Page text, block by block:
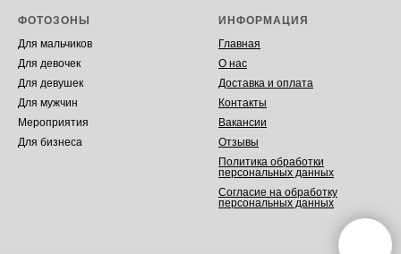
ФОТОЗОНЫ
Для мальчиков
Для девочек
Для девушек
Для мужчин
Мероприятия
Для бизнеса
ИНФОРМАЦИЯ
Главная
О нас
Доставка и оплата
Контакты
Вакансии
Отзывы
Политика обработки
персональных данных
Согласие на обработку
персональных данных